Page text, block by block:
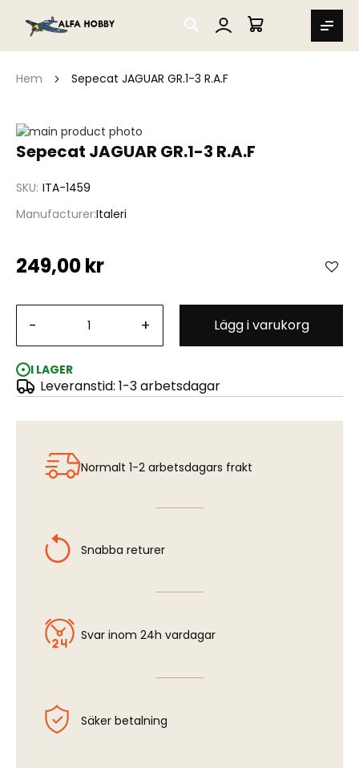
SEARCH
MIN VARUKORG
Hem Sepecat JAGUAR GR.1-3 R.A.F
Sepecat JAGUAR GR.1-3 R.A.F
SKU ITA-1459
ManufacturerItaleri
249,00 kr
- + Lägg i varukorg
I LAGER
Leveranstid: 1-3 arbetsdagar
Hoppa
till
slutet
bildgalleriet
Sepecat JAGUAR GR.1-3 R.A.F
Hoppa
av
bildgalleriet
Normalt 1-2 arbetsdagars frakt
Snabba returer
Svar inom 24h vardagar
Säker betalning